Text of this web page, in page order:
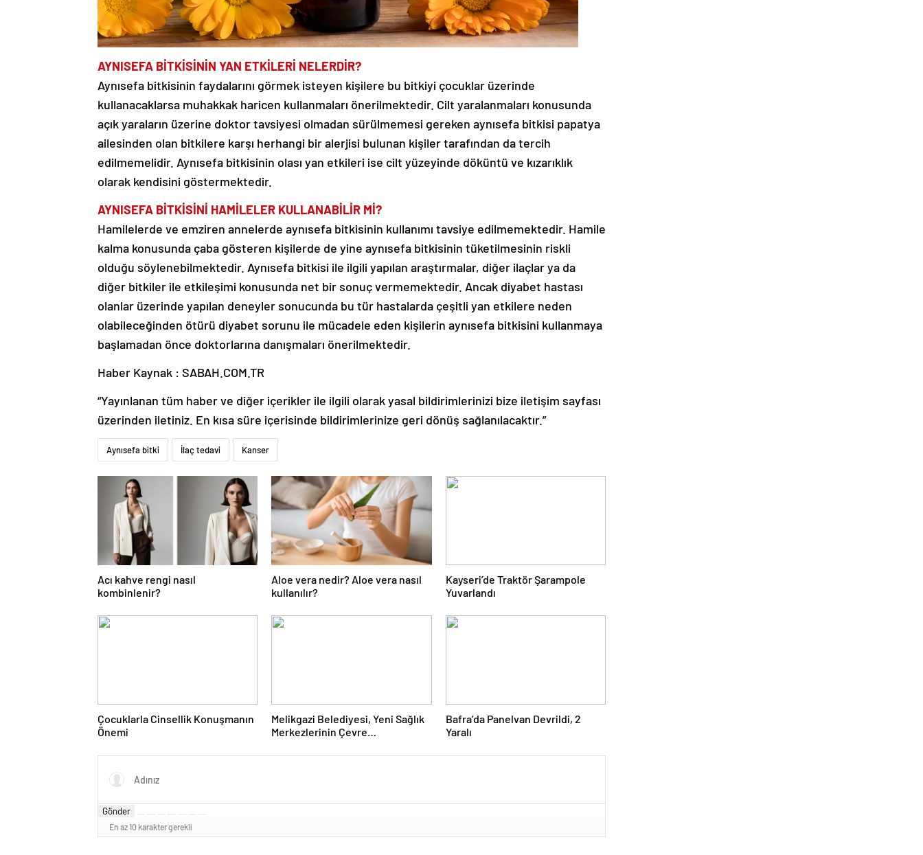
AYNISEFA BİTKİSİNİN YAN ETKİLERİ NELERDİR?
Aynısefa bitkisinin faydalarını görmek isteyen kişilere bu bitkiyi çocuklar üzerinde
kullanacaklarsa muhakkak haricen kullanmaları önerilmektedir. Cilt yaralanmaları konusunda
açık yaraların üzerine doktor tavsiyesi olmadan sürülmemesi gereken aynısefa bitkisi papatya
ailesinden olan bitkilere karşı herhangi bir alerjisi bulunan kişiler tarafından da tercih
edilmemelidir. Aynısefa bitkisinin olası yan etkileri ise cilt yüzeyinde döküntü ve kızarıklık
olarak kendisini göstermektedir.
AYNISEFA BİTKİSİNİ HAMİLELER KULLANABİLİR Mİ?
Hamilelerde ve emziren annelerde aynısefa bitkisinin kullanımı tavsiye edilmemektedir. Hamile
kalma konusunda çaba gösteren kişilerde de yine aynısefa bitkisinin tüketilmesinin riskli
olduğu söylenebilmektedir. Aynısefa bitkisi ile ilgili yapılan araştırmalar, diğer ilaçlar ya da
diğer bitkiler ile etkileşimi konusunda net bir sonuç vermemektedir. Ancak diyabet hastası
olanlar üzerinde yapılan deneyler sonucunda bu tür hastalarda çeşitli yan etkilere neden
olabileceğinden ötürü diyabet sorunu ile mücadele eden kişilerin aynısefa bitkisini kullanmaya
başlamadan önce doktorlarına danışmaları önerilmektedir.
Haber Kaynak : SABAH.COM.TR
“Yayınlanan tüm haber ve diğer içerikler ile ilgili olarak yasal bildirimlerinizi bize iletişim sayfası
üzerinden iletiniz. En kısa süre içerisinde bildirimlerinize geri dönüş sağlanılacaktır.”
Aynısefa bitki İlaç tedavi Kanser
Acı kahve rengi nasıl
kombinlenir?
Aloe vera nedir? Aloe vera nasıl
kullanılır?
Kayseri’de Traktör Şarampole
Yuvarlandı
Çocuklarla Cinsellik Konuşmanın
Önemi
Melikgazi Belediyesi, Yeni Sağlık
Merkezlerinin Çevre
Bafra’da Panelvan Devrildi, 2
Yaralı
Gönder
En az 10 karakter gerekli